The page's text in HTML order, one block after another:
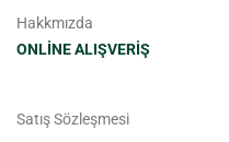
Hakkmızda
ONLINE ALIŞVERIŞ
Satış Sözleşmesi